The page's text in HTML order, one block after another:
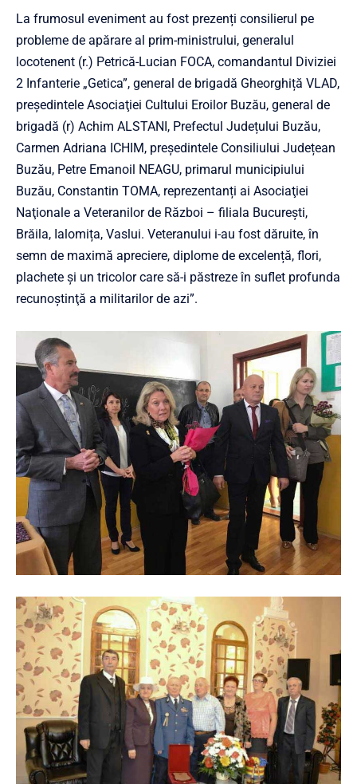
La frumosul eveniment au fost prezenți consilierul pe
probleme de apărare al prim-ministrului, generalul
locotenent (r.) Petrică-Lucian FOCA, comandantul Diviziei
2 Infanterie „Getica”, general de brigadă Gheorghiță VLAD,
preşedintele Asociaţiei Cultului Eroilor Buzău, general de
brigadă (r) Achim ALSTANI, Prefectul Județului Buzău,
Carmen Adriana ICHIM, președintele Consiliului Județean
Buzău, Petre Emanoil NEAGU, primarul municipiului
Buzău, Constantin TOMA, reprezentanți ai Asociaţiei
Naţionale a Veteranilor de Război – filiala București,
Brăila, Ialomița, Vaslui. Veteranului i-au fost dăruite, în
semn de maximă apreciere, diplome de excelență, flori,
plachete și un tricolor care să-i păstreze în suflet profunda
recunoştinţă a militarilor de azi”.